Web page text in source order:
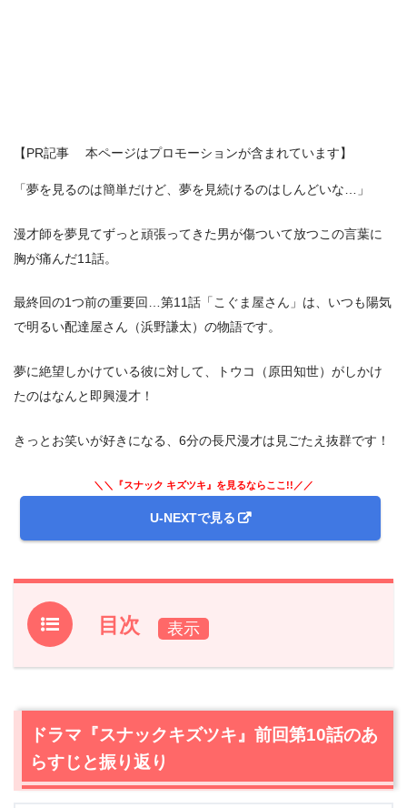
【PR記事 本ページはプロモーションが含まれています】
「夢を見るのは簡単だけど、夢を見続けるのはしんどいな…」
漫才師を夢見てずっと頑張ってきた男が傷ついて放つこの言葉に
胸が痛んだ11話。
最終回の1つ前の重要回…第11話「こぐま屋さん」は、いつも陽気
で明るい配達屋さん（浜野謙太）の物語です。
夢に絶望しかけている彼に対して、トウコ（原田知世）がしかけ
たのはなんと即興漫才！
きっとお笑いが好きになる、6分の長尺漫才は見ごたえ抜群です！
＼＼『スナック キズツキ』を見るならここ!!／／
U-NEXTで見る
目次
1.ドラマ『スナックキズツキ』前回第10話のあらすじと振
【ネタバレあり】ドラマ『スナックキズツキ』第11話あ
らすじと感想
2.1サラリーマンから芸人へ、上田健一（浜野謙太）ヒスト
リー！
ドラマ『スナックキズツキ』前回第10話のあ
らすじと振り返り